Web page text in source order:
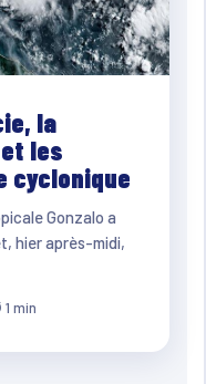
la
les
cyclonique
Gonzalo a
hier après-midi,
min